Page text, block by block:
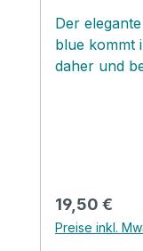
Der
blue kommt
daher und
Regulärer
19,50 €
Preise inkl.